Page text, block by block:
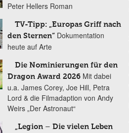
Peter Hellers Roman
TV-Tipp: „Europas Griff nach
den Sternen“ Dokumentation
heute auf Arte
Die Nominierungen für den
Dragon Award 2026 Mit dabei
u.a. James Corey, Joe Hill, Petra
Lord & die Filmadaption von Andy
Weirs „Der Astronaut“
„Legion – Die vielen Leben